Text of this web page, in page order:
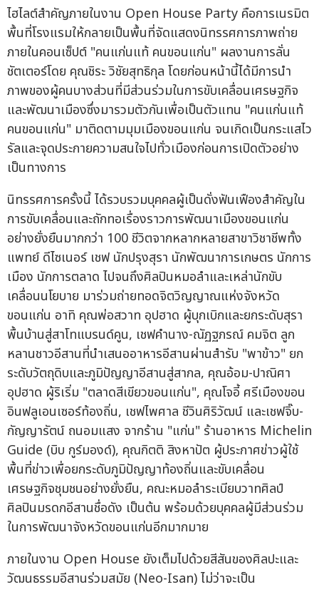
ไฮไลต์สำคัญภายในงาน Open House Party คือการเนรมิต
พื้นที่โรงแรมให้กลายเป็นพื้นที่จัดแสดงนิทรรศการภาพถ่าย
ภายในคอนเซ็ปต์ "คนแก่นแท้ คนขอนแก่น" ผลงานการลั่น
ชัตเตอร์โดย คุณชิระ วิชัยสุทธิกุล โดยก่อนหน้านี้ได้มีการนำ
ภาพของผู้คนบางส่วนที่มีส่วนร่วมในการขับเคลื่อนเศรษฐกิจ
และพัฒนาเมืองซึ่งมารวมตัวกันเพื่อเป็นตัวแทน "คนแก่นแท้
คนขอนแก่น" มาติดตามมุมเมืองขอนแก่น จนเกิดเป็นกระแสไว
รัลและจุดประกายความสนใจไปทั่วเมืองก่อนการเปิดตัวอย่าง
เป็นทางการ
นิทรรศการครั้งนี้ ได้รวบรวมบุคคลผู้เป็นดั่งฟันเฟืองสำคัญใน
การขับเคลื่อนและถักทอเรื่องราวการพัฒนาเมืองขอนแก่น
อย่างยั่งยืนมากกว่า 100 ชีวิตจากหลากหลายสาขาวิชาชีพทั้ง
แพทย์ ดีไซเนอร์ เชฟ นักปรุงสุรา นักพัฒนาการเกษตร นักการ
เมือง นักการตลาด ไปจนถึงศิลปินหมอลำและเหล่านักขับ
เคลื่อนนโยบาย มาร่วมถ่ายทอดจิตวิญญาณแห่งจังหวัด
ขอนแก่น อาทิ คุณพ่อสวาท อุปฮาด ผู้บุกเบิกและยกระดับสุรา
พื้นบ้านสู่สาโทแบรนด์คูน, เชฟคำนาง-ณัฏฐภรณ์ คมจิต ลูก
หลานชาวอีสานที่นำเสนออาหารอีสานผ่านสำรับ "พาข้าว" ยก
ระดับวัตถุดิบและภูมิปัญญาอีสานสู่สากล, คุณอ้อม-ปาณิศา
อุปฮาด ผู้ริเริ่ม "ตลาดสีเขียวขอนแก่น", คุณโจอี้ ศรีเมืองขอน
อินฟลูเอนเซอร์ท้องถิ่น, เชฟไพศาล ชีวินศิริวัฒน์ และเชฟจิ๊บ-
กัญญารัตน์ ถนอมแสง จากร้าน "แก่น" ร้านอาหาร Michelin
Guide (บิบ กูร์มองด์), คุณกิตติ สิงหาปัต ผู้ประกาศข่าวผู้ใช้
พื้นที่ข่าวเพื่อยกระดับภูมิปัญญาท้องถิ่นและขับเคลื่อน
เศรษฐกิจชุมชนอย่างยั่งยืน, คณะหมอลำระเบียบวาทศิลป์
ศิลปินมรดกอีสานชื่อดัง เป็นต้น พร้อมด้วยบุคคลผู้มีส่วนร่วม
ในการพัฒนาจังหวัดขอนแก่นอีกมากมาย
ภายในงาน Open House ยังเต็มไปด้วยสีสันของศิลปะและ
วัฒนธรรมอีสานร่วมสมัย (Neo-Isan) ไม่ว่าจะเป็น